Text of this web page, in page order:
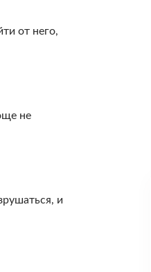
от него,
не
и